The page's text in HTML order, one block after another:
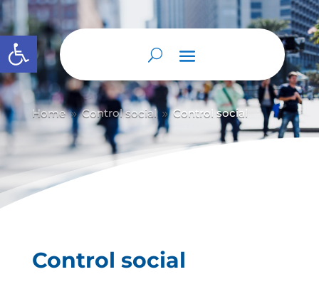
Abrir barra de herramientas
Home 9 Control social 9 Control social
Control social